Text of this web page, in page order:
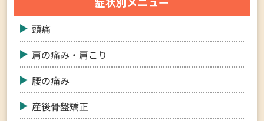
頭痛
肩の痛み・肩こり
腰の痛み
産後骨盤矯正